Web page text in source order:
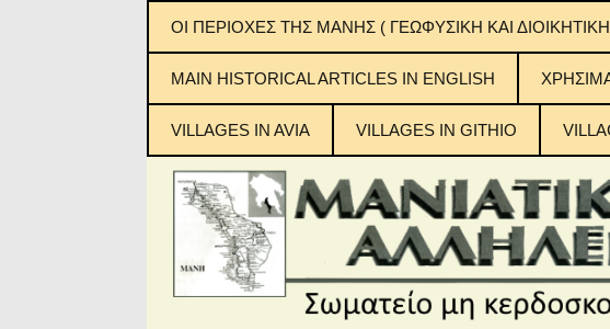
ΟΙ ΠΕΡΙΟΧΕΣ ΤΗΣ ΜΑΝΗΣ ( ΓΕΩΦΥΣΙΚΗ ΚΑΙ
ΕΞΩ ΜΑΝΗ
ΜΕΣΑ ΜΑΝΗ
ΚΑΤΩ ΜΑΝΗ
ΜΠΑΡΔΟΥΝΙΑ
MAIN ΗISTORICAL ARTICLES IN ENGLISH
VILLAGES IN AVIA VILLAGES IN GITHIO
Μανιάτικη